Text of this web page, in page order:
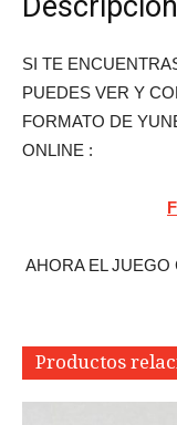
SI TE
PUEDES VER Y
FORMATO DE
ONLINE :
AHORA EL JUEGO
Productos